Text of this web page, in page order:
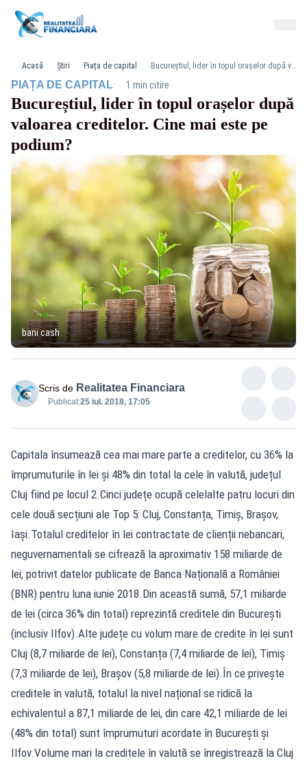
Acasă Știri Piața de capital Bucureștiul, lider în topul orașelor după valoarea creditelor. Cine mai este pe podium?
PIAȚA DE CAPITAL· 1 min citire
Bucureștiul, lider în topul orașelor după
valoarea creditelor. Cine mai este pe
podium?
bani cash
Scris de Realitatea Financiara
Publicat:25 iul. 2018, 17:05
Capitala însumează cea mai mare parte a creditelor, cu 36% la
împrumuturile în lei și 48% din total la cele în valută, județul
Cluj fiind pe locul 2.Cinci județe ocupă celelalte patru locuri din
cele două secțiuni ale Top 5: Cluj, Constanța, Timiș, Brașov,
Iași.Totalul creditelor în lei contractate de clienții nebancari,
neguvernamentali se cifrează la aproximativ 158 miliarde de
lei, potrivit datelor publicate de Banca Națională a României
(BNR) pentru luna iunie 2018.Din această sumă, 57,1 miliarde
de lei (circa 36% din total) reprezintă creditele din București
(inclusiv Ilfov).Alte județe cu volum mare de credite în lei sunt
Cluj (8,7 miliarde de lei), Constanța (7,4 miliarde de lei), Timiș
(7,3 miliarde de lei), Brașov (5,8 miliarde de lei).În ce privește
creditele în valută, totalul la nivel național se ridică la
echivalentul a 87,1 miliarde de lei, din care 42,1 miliarde de lei
(48% din total) sunt împrumuturi acordate în București și
Ilfov.Volume mari la creditele în valută se înregistrează la Cluj